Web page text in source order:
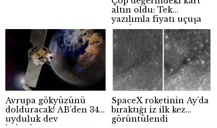
altın oldu: Tek
yazılımla fiyatı uçuşa
geçti
Avrupa gökyüzünü
dolduracak! AB’den 348
uyduluk dev
SpaceX roketinin Ay’da
bıraktığı iz ilk kez
görüntülendi